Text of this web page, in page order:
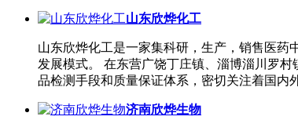
山东欣烨化工
山东欣烨化工是一家集科研，生产，销售医药
发展模式。 在东营广饶丁庄镇、淄博淄川罗
品检测手段和质量保证体系，密切关注着国内
济南欣烨生物